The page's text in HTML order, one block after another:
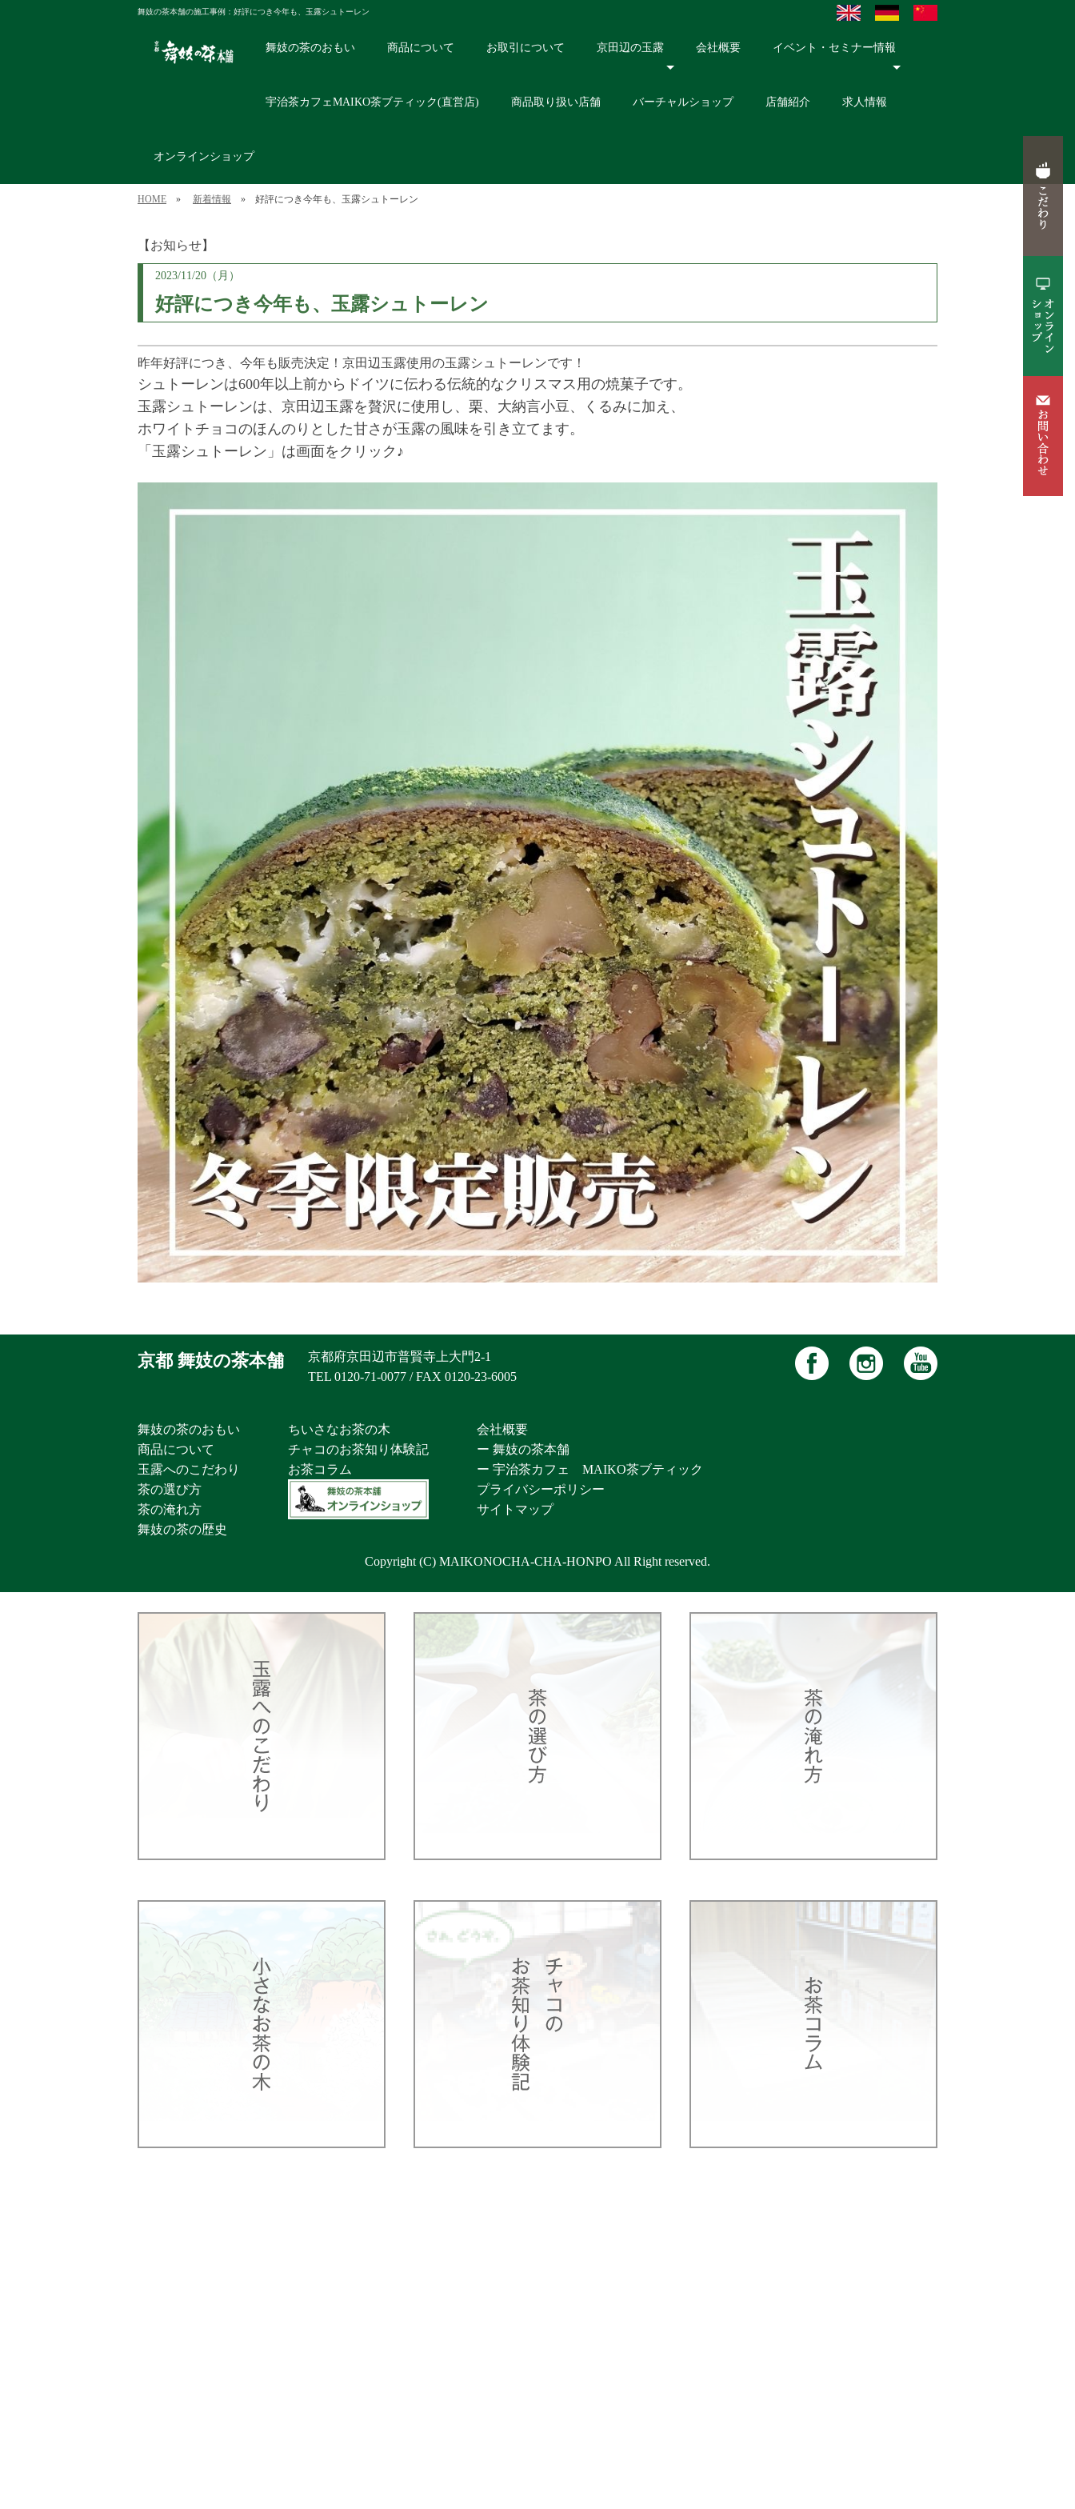
舞妓の茶本舗の施工事例：好評につき今年も、玉露シュトーレン
舞妓の茶のおもい 商品について お取引について 京田辺の玉露 会社概要 イベント・セミナー情報
宇治茶カフェMAIKO茶ブティック(直営店) 商品取り扱い店舗 バーチャルショップ 店舗紹介 求人情報
オンラインショップ
HOME » 新着情報 » 好評につき今年も、玉露シュトーレン
【お知らせ】
2023/11/20（月）
好評につき今年も、玉露シュトーレン
昨年好評につき、今年も販売決定！京田辺玉露使用の玉露シュトーレンです！
シュトーレンは600年以上前からドイツに伝わる伝統的なクリスマス用の焼菓子です。
玉露シュトーレンは、京田辺玉露を贅沢に使用し、栗、大納言小豆、くるみに加え、
ホワイトチョコのほんのりとした甘さが玉露の風味を引き立てます。
「玉露シュトーレン」は画面をクリック♪
京都 舞妓の茶本舗
京都府京田辺市普賢寺上大門2-1
TEL 0120-71-0077 / FAX 0120-23-6005
舞妓の茶のおもい
商品について
玉露へのこだわり
茶の選び方
茶の淹れ方
舞妓の茶の歴史
ちいさなお茶の木
チャコのお茶知り体験記
お茶コラム
会社概要
ー 舞妓の茶本舗
ー 宇治茶カフェ MAIKO茶ブティック
プライバシーポリシー
サイトマップ
Copyright (C) MAIKONOCHA-CHA-HONPO All Right reserved.